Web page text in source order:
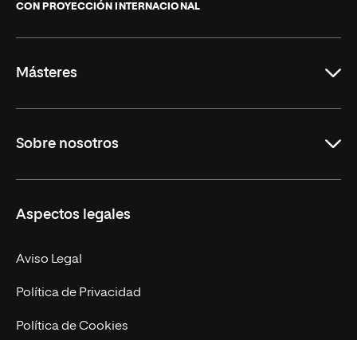
La
CON PROYECCIÓN INTERNACIONAL
Másteres
Derecho
Empresa
MBA
Marketing y Comunicación
Ingeniería
Sobre nosotros
Nuestro Equipo
Contacto
Aspectos legales
Aviso Legal
Política de Privacidad
Política de Cookies